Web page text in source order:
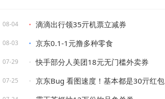
08-04 滴滴出行领35亓机票立减券
08-03 京东0.1-1元撸多种零食
07-29 快手部分人美团18元无门槛外卖券
07-25 京东Bug 看图速度！基本都是30亓红包